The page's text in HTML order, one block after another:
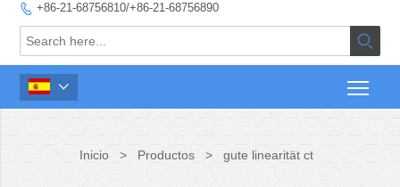
 +86-21-68756810/+86-21-68756890


Inicio > Productos > gute linearität ct